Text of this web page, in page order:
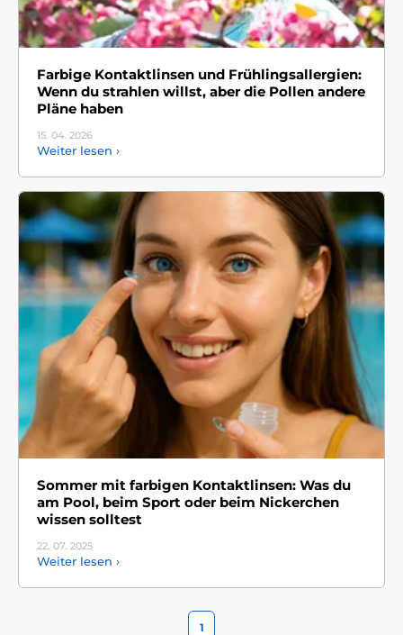
Farbige Kontaktlinsen und Frühlingsallergien:
Wenn du strahlen willst, aber die Pollen andere
Pläne haben
15. 04. 2026
Weiter lesen ›
Sommer mit farbigen Kontaktlinsen: Was du
am Pool, beim Sport oder beim Nickerchen
wissen solltest
22. 07. 2025
Weiter lesen ›
1